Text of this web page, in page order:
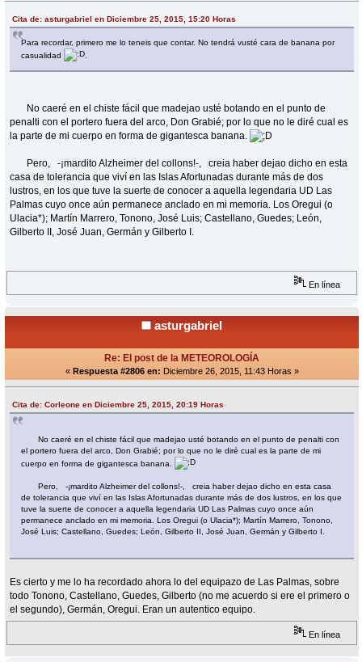
Cita de: asturgabriel en Diciembre 25, 2015, 15:20 Horas
Para recordar, primero me lo teneis que contar. No tendrá vusté cara de banana por
casualidad
No caeré en el chiste fácil que madejao usté botando en el punto de
penalti con el portero fuera del arco, Don Grabié; por lo que no le diré cual es
la parte de mi cuerpo en forma de gigantesca banana.
Pero, -¡mardito Alzheimer del collons!-, creia haber dejao dicho en esta
casa de tolerancia que viví en las Islas Afortunadas durante más de dos
lustros, en los que tuve la suerte de conocer a aquella legendaria UD Las
Palmas cuyo once aún permanece anclado en mi memoria. Los Oregui (o
Ulacia*); Martín Marrero, Tonono, José Luis; Castellano, Guedes; León,
Gilberto II, José Juan, Germán y Gilberto I.
En línea
asturgabriel
Re: El post de la METEOROLOGÍA
« Respuesta #2806 en: Diciembre 26, 2015, 11:43 Horas »
Cita de: Corleone en Diciembre 25, 2015, 20:19 Horas
No caeré en el chiste fácil que madejao usté botando en el punto de penalti con
el portero fuera del arco, Don Grabié; por lo que no le diré cual es la parte de mi
cuerpo en forma de gigantesca banana.
Pero, -¡mardito Alzheimer del collons!-, creia haber dejao dicho en esta casa
de tolerancia que viví en las Islas Afortunadas durante más de dos lustros, en los que
tuve la suerte de conocer a aquella legendaria UD Las Palmas cuyo once aún
permanece anclado en mi memoria. Los Oregui (o Ulacia*); Martín Marrero, Tonono,
José Luis; Castellano, Guedes; León, Gilberto II, José Juan, Germán y Gilberto I.
Es cierto y me lo ha recordado ahora lo del equipazo de Las Palmas, sobre
todo Tonono, Castellano, Guedes, Gilberto (no me acuerdo si ere el primero o
el segundo), Germán, Oregui. Eran un autentico equipo.
En línea